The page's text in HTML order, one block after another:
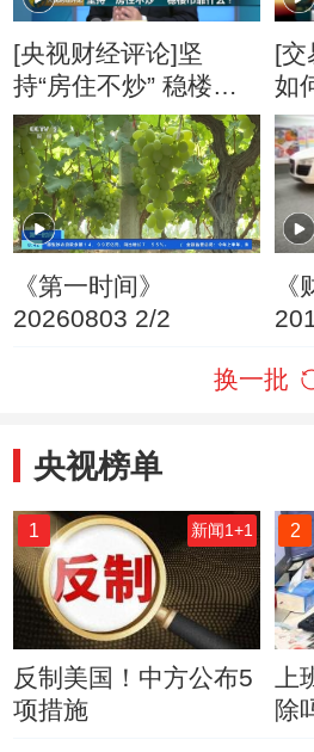
[央视财经评论]坚
持“房住不炒” 稳楼市
靠什么？
[交
如
《第一时间》
20260803 2/2
《
换一批
央视榜单
1 新闻1+1
反制美国！中方公布5
项措施
2
除